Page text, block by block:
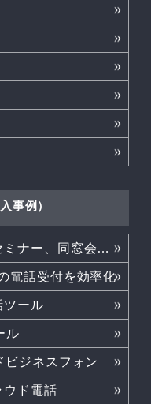
事例）
イベント、スポーツ大会、セミナー、同窓会などでも活躍
電話受付を効率化
ツール
ル
ジネスフォン
ウド電話